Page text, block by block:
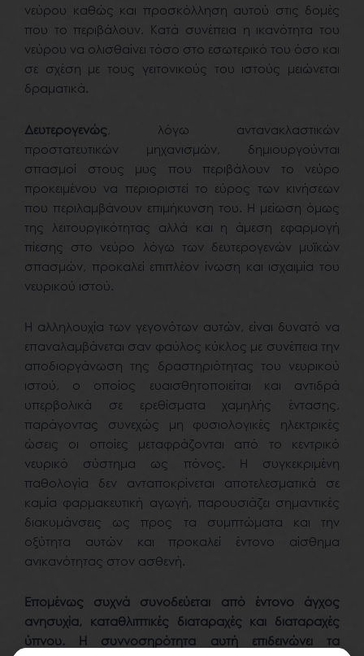
νεύρου καθώς και προσκόλληση αυτού στις δομές
που το περιβάλουν. Κατά συνέπεια η ικανότητα του
νεύρου να ολισθαίνει τόσο στο εσωτερικό του όσο και
σε σχέση με τους γειτονικούς του ιστούς μειώνεται
δραματικά.
Δευτερογενώς, λόγω αντανακλαστικών
προστατευτικών μηχανισμών, δημιουργούνται
σπασμοί στους μυς που περιβάλουν το νεύρο
προκειμένου να περιοριστεί το εύρος των κινήσεων
που περιλαμβάνουν επιμήκυνση του. Η μείωση όμως
της λειτουργικότητας αλλά και η άμεση εφαρμογή
πίεσης στο νεύρο λόγω των δευτερογενών μυϊκών
σπασμών, προκαλεί επιπλέον ίνωση και ισχαιμία του
νευρικού ιστού.
Η αλληλουχία των γεγονότων αυτών, είναι δυνατό να
επαναλαμβάνεται σαν φαύλος κύκλος με συνέπεια την
αποδιοργάνωση της δραστηριότητας του νευρικού
ιστού, ο οποίος ευαισθητοποιείται και αντιδρά
υπερβολικά σε ερεθίσματα χαμηλής έντασης,
παράγοντας συνεχώς μη φυσιολογικές ηλεκτρικές
ώσεις οι οποίες μεταφράζονται από το κεντρικό
νευρικό σύστημα ως πόνος. Η συγκεκριμένη
παθολογία δεν ανταποκρίνεται αποτελεσματικά σε
καμία φαρμακευτική αγωγή, παρουσιάζει σημαντικές
διακυμάνσεις ως προς τα συμπτώματα και την
οξύτητα αυτών και προκαλεί έντονο αίσθημα
ανικανότητας στον ασθενή.
Επομένως συχνά συνοδεύεται από έντονο άγχος
ανησυχία, καταθλιπτικές διαταραχές και διαταραχές
ύπνου. Η συννοσηρότητα αυτή επιδεινώνει τα